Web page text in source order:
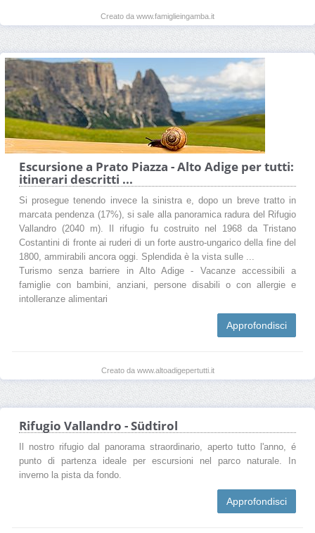
Creato da www.famiglieingamba.it
Escursione a Prato Piazza - Alto Adige per tutti:
itinerari descritti ...
Si prosegue tenendo invece la sinistra e, dopo un breve tratto in
marcata pendenza (17%), si sale alla panoramica radura del Rifugio
Vallandro (2040 m). Il rifugio fu costruito nel 1968 da Tristano
Costantini di fronte ai ruderi di un forte austro-ungarico della fine del
1800, ammirabili ancora oggi. Splendida è la vista sulle ...
Turismo senza barriere in Alto Adige - Vacanze accessibili a
famiglie con bambini, anziani, persone disabili o con allergie e
intolleranze alimentari
Approfondisci
Creato da www.altoadigepertutti.it
Rifugio Vallandro - Südtirol
Il nostro rifugio dal panorama straordinario, aperto tutto l'anno, é
punto di partenza ideale per escursioni nel parco naturale. In
inverno la pista da fondo.
Approfondisci